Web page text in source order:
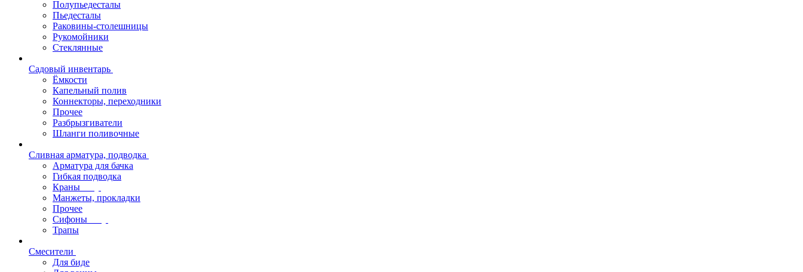
Полупьедесталы
Пьедесталы
Раковины-столешницы
Рукомойники
Стеклянные
Садовый инвентарь
Ёмкости
Капельный полив
Коннекторы, переходники
Прочее
Разбрызгиватели
Шланги поливочные
Сливная арматура, подводка
Арматура для бачка
Гибкая подводка
Краны
Манжеты, прокладки
Прочее
Сифоны
Трапы
Смесители
Для биде